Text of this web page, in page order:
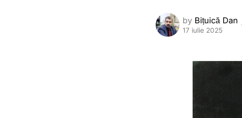
by Bițuică Dan
17 iulie 2025